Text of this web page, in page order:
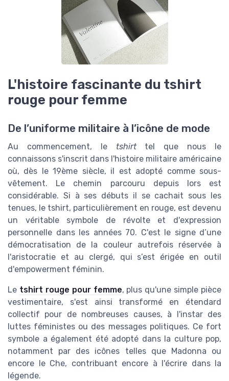
L'histoire fascinante du tshirt
rouge pour femme
De l’uniforme militaire à l’icône de mode
Au commencement, le tshirttel que nous le
connaissons s'inscrit dans l'histoire militaire américaine
où, dès le 19ème siècle, il est adopté comme sous-
vêtement. Le chemin parcouru depuis lors est
considérable. Si à ses débuts il se cachait sous les
tenues, le tshirt, particulièrement en rouge, est devenu
un véritable symbole de révolte et d'expression
personnelle dans les années 70. C'est le signe d’une
démocratisation de la couleur autrefois réservée à
l'aristocratie et au clergé, qui s’est érigée en outil
d'empowerment féminin.
Le tshirt rouge pour femme, plus qu'une simple pièce
vestimentaire, s'est ainsi transformé en étendard
collectif pour de nombreuses causes, à l'instar des
luttes féministes ou des messages politiques. Ce fort
symbole a également été adopté dans la culture pop,
notamment par des icônes telles que Madonna ou
encore le Che, contribuant encore à l'écrire dans la
légende.